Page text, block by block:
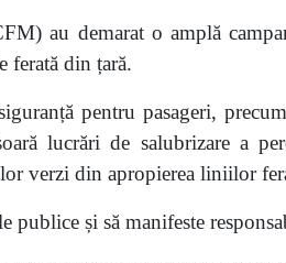
au demarat o amplă
ferată din țară.
pentru pasageri,
lucrări de salubrizare a
verzi din apropierea liniilor
publice și să manifeste